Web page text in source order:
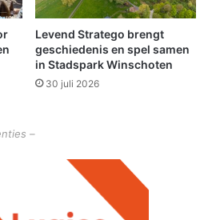
Levend Stratego brengt
geschiedenis en spel samen
in Stadspark Winschoten
30 juli 2026
–